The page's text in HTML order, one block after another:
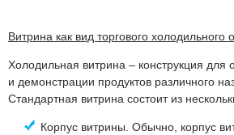
Витрина как вид торгового холодильного
Холодильная витрина – конструкция для
и демонстрации продуктов различного
Стандартная витрина состоит из
Корпус витрины. Обычно, корпус